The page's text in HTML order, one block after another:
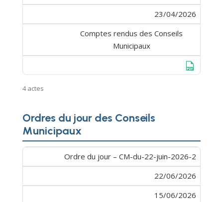
23/04/2026
Comptes rendus des Conseils
Municipaux
4 actes
Ordres du jour des Conseils
Municipaux
Ordre du jour – CM-du-22-juin-2026-2
22/06/2026
15/06/2026